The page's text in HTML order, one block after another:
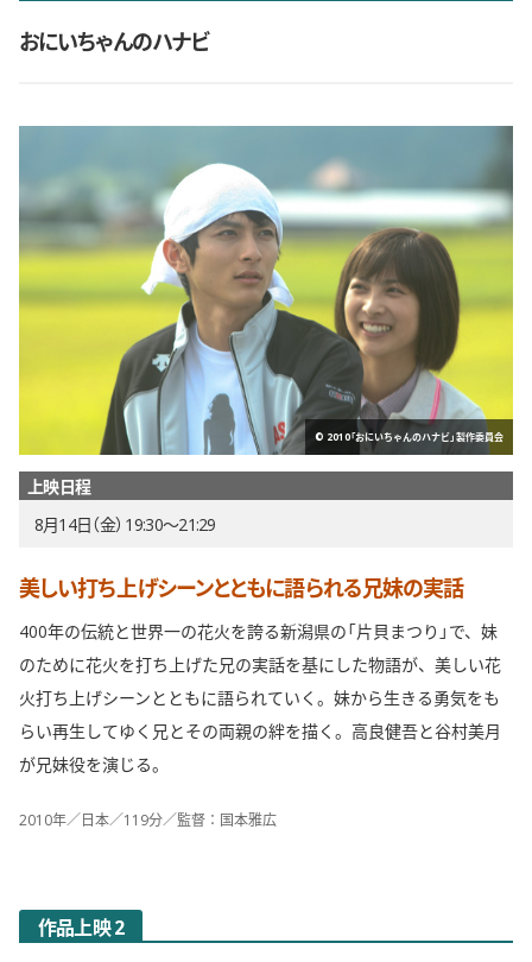
おにいちゃんのハナビ
© 2010「おにいちゃんのハナビ」製作委員会
上映日程
8月14日（金） 19:30〜21:29
美しい打ち上げシーンとともに語られる兄妹の実話
400年の伝統と世界一の花火を誇る新潟県の「片貝まつり」で、妹
のために花火を打ち上げた兄の実話を基にした物語が、美しい花
火打ち上げシーンとともに語られていく。妹から生きる勇気をも
らい再生してゆく兄とその両親の絆を描く。高良健吾と谷村美月
が兄妹役を演じる。
2010年／日本／119分／監督：国本雅広
作品上映 2